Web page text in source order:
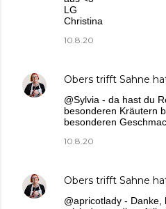
LG
Christina
10.8.20
Obers trifft Sahne
@Sylvia - da hast du
besonderen Kräutern
besonderen
10.8.20
Obers trifft Sahne
@apricotlady -